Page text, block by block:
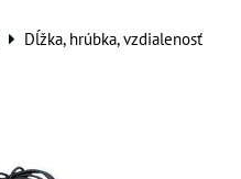
Dĺžka, hrúbka, vzdialenosť